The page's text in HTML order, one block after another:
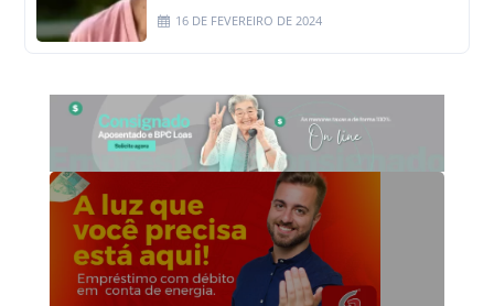
16 DE FEVEREIRO DE 2024